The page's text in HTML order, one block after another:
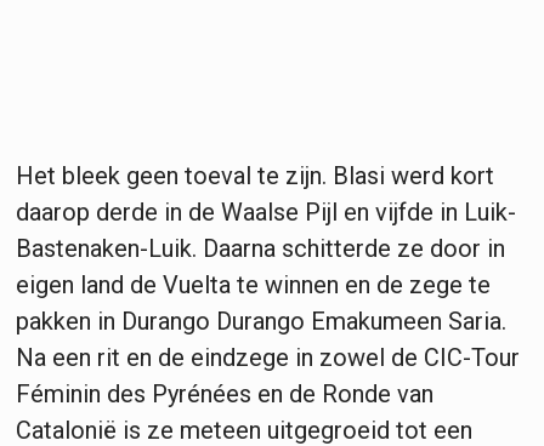
Het bleek geen toeval te zijn. Blasi werd kort
daarop derde in de Waalse Pijl en vijfde in Luik-
Bastenaken-Luik. Daarna schitterde ze door in
eigen land de Vuelta te winnen en de zege te
pakken in Durango Durango Emakumeen Saria.
Na een rit en de eindzege in zowel de CIC-Tour
Féminin des Pyrénées en de Ronde van
Catalonië is ze meteen uitgegroeid tot een